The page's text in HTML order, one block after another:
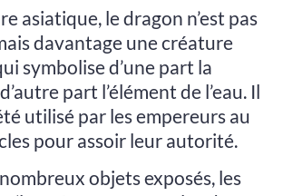
asiatique, le dragon n’est pas
davantage une créature
symbolise d’une part la
part l’élément de l’eau. Il
utilisé par les empereurs au
pour assoir leur autorité.
objets exposés, les